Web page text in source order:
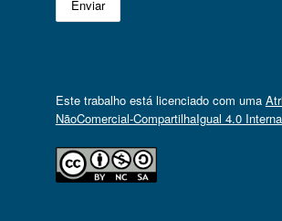
Este trabalho está licenciado com uma
NãoComercial-CompartilhaIgual 4.0